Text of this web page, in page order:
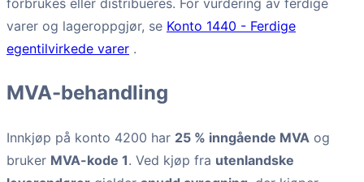
forbrukes eller distribueres. For vurdering av ferdige
varer og lageroppgjør, se Konto 1440 - Ferdige
egentilvirkede varer .
MVA-behandling
Innkjøp på konto 4200 har 25 % inngående MVA og
bruker MVA-kode 1. Ved kjøp fra utenlandske